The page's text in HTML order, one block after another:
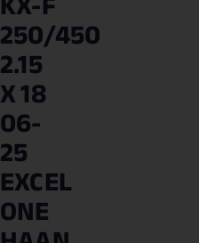
250/450
2.15
X 18
06-
25
EXCEL
ONE